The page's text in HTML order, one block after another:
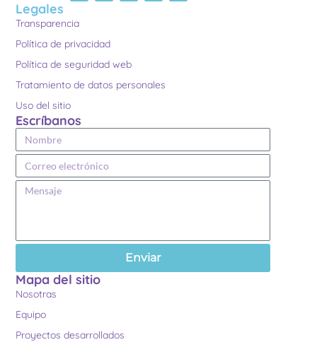
Legales
Transparencia
Política de privacidad
Política de seguridad web
Tratamiento de datos personales
Uso del sitio
Escríbanos
Enviar
Mapa del sitio
Nosotras
Equipo
Proyectos desarrollados